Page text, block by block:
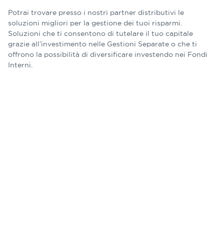
Potrai trovare presso i nostri partner distributivi le
soluzioni migliori per la gestione dei tuoi risparmi.
Soluzioni che ti consentono di tutelare il tuo capitale
grazie all’investimento nelle Gestioni Separate o che ti
offrono la possibilità di diversificare investendo nei Fondi
Interni.